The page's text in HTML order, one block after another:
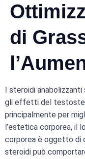
di
I steroidi
gli effetti del
principalmente per
l’estetica corporea, il
corporea è oggetto di
steroidi può